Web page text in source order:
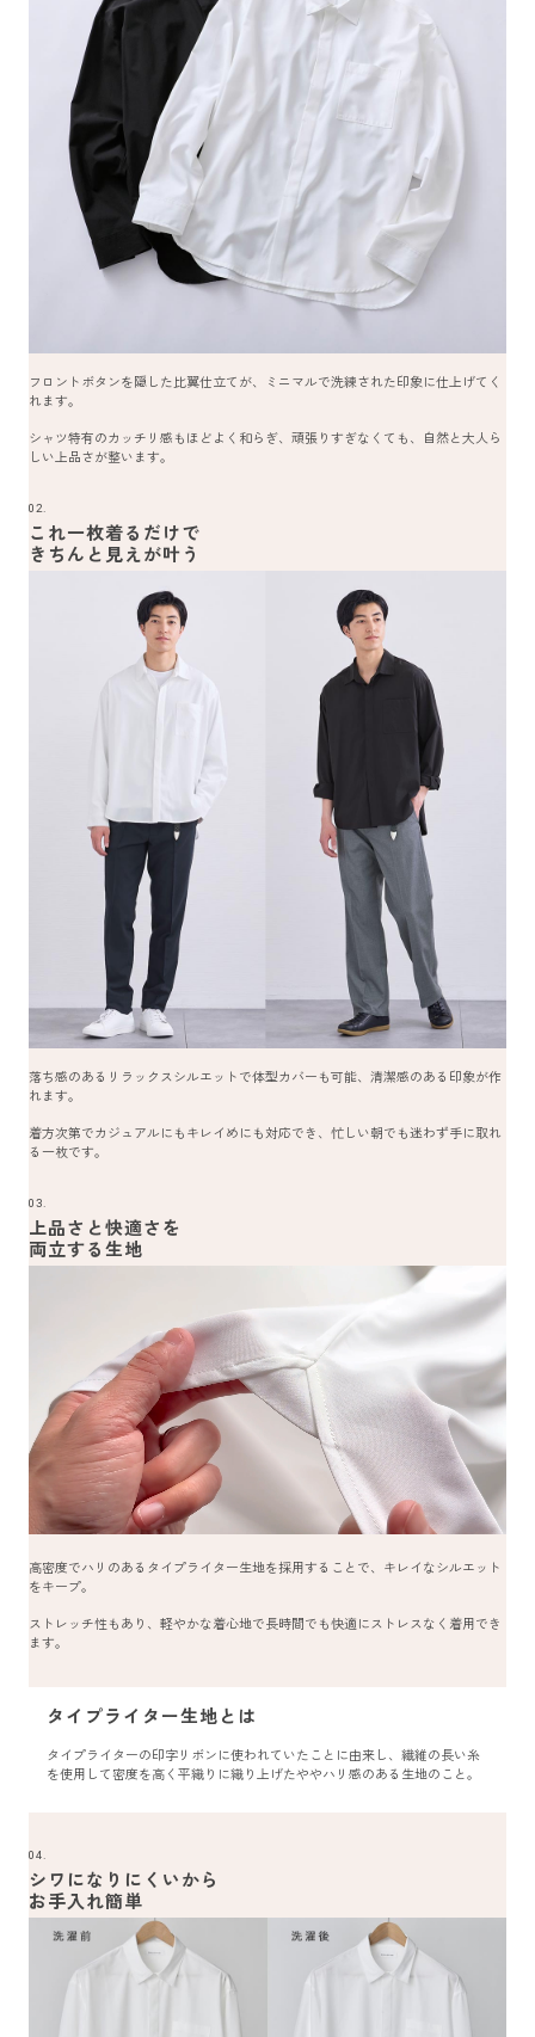
フロントボタンを隠した比翼仕立てが、ミニマルで洗練された印象に仕上げてく
れます。
シャツ特有のカッチリ感もほどよく和らぎ、頑張りすぎなくても、自然と大人ら
しい上品さが整います。
02.
これ一枚着るだけで
きちんと見えが叶う
落ち感のあるリラックスシルエットで体型カバーも可能、清潔感のある印象が作
れます。
着方次第でカジュアルにもキレイめにも対応でき、忙しい朝でも迷わず手に取れ
る一枚です。
03.
上品さと快適さを
両立する生地
高密度でハリのあるタイプライター生地を採用することで、キレイなシルエット
をキープ。
ストレッチ性もあり、軽やかな着心地で長時間でも快適にストレスなく着用でき
ます。
タイプライター生地とは
タイプライターの印字リボンに使われていたことに由来し、繊維の長い糸
を使用して密度を高く平織りに織り上げたややハリ感のある生地のこと。
04.
シワになりにくいから
お手入れ簡単